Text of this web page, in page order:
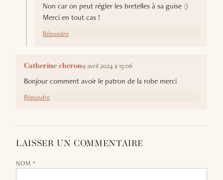
Non car on peut régler les bretelles à sa guise :)
Merci en tout cas !
Répondre
Catherine cheron9 avril 2024 à 15:06
Bonjour comment avoir le patron de la robe merci
Répondre
LAISSER UN COMMENTAIRE
NOM *